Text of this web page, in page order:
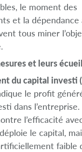
le moment des
et la dépendance
tous miner
et leurs
du capital investi
le profit
dans
l’efficacité
le capital,
faible